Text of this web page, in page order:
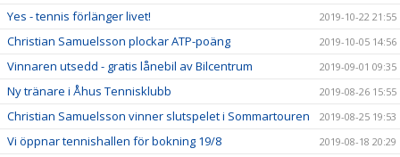
Yes - tennis förlänger livet! 2019-10-22 21:55
Christian Samuelsson plockar ATP-poäng 2019-10-05 14:56
Vinnaren utsedd - gratis lånebil av Bilcentrum 2019-09-01 09:35
Ny tränare i Åhus Tennisklubb 2019-08-26 15:55
Christian Samuelsson vinner slutspelet i Sommartouren 2019-08-25 19:53
Vi öppnar tennishallen för bokning 19/8 2019-08-18 20:29